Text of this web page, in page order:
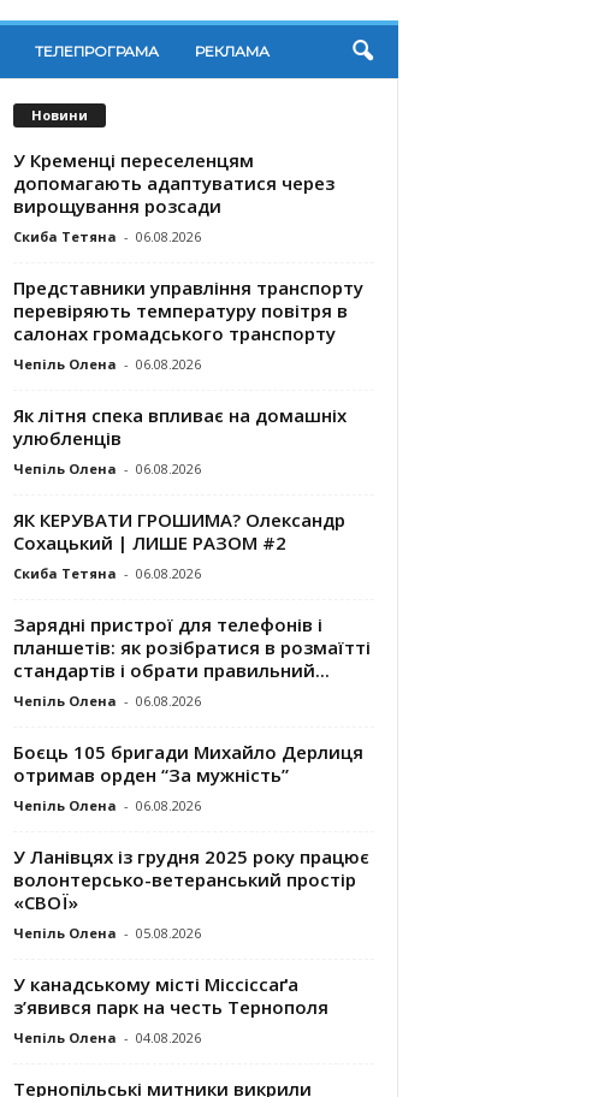
ТЕЛЕПРОГРАМА РЕКЛАМА
Новини
У Кременці переселенцям
допомагають адаптуватися через
вирощування розсади
Скиба Тетяна - 06.08.2026
Представники управління транспорту
перевіряють температуру повітря в
салонах громадського транспорту
Чепіль Олена - 06.08.2026
Як літня спека впливає на домашніх
улюбленців
Чепіль Олена - 06.08.2026
ЯК КЕРУВАТИ ГРОШИМА? Олександр
Сохацький | ЛИШЕ РАЗОМ #2
Скиба Тетяна - 06.08.2026
Зарядні пристрої для телефонів і
планшетів: як розібратися в розмаїтті
стандартів і обрати правильний...
Чепіль Олена - 06.08.2026
Боєць 105 бригади Михайло Дерлиця
отримав орден “За мужність”
Чепіль Олена - 06.08.2026
У Ланівцях із грудня 2025 року працює
волонтерсько-ветеранський простір
«СВОЇ»
Чепіль Олена - 05.08.2026
У канадському місті Міссіссаґа
з’явився парк на честь Тернополя
Чепіль Олена - 04.08.2026
Тернопільські митники викрили